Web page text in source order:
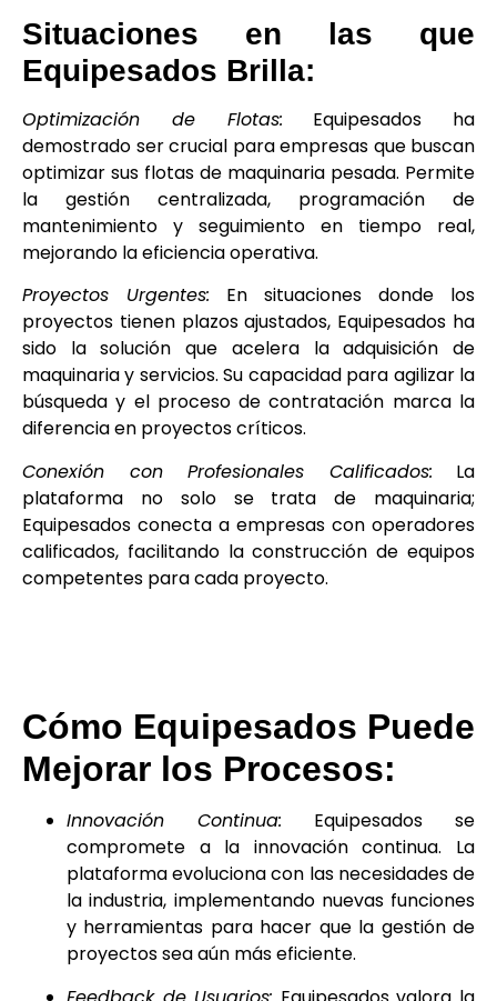
Situaciones en las que
Equipesados Brilla:
Optimización de Flotas: Equipesados ha
demostrado ser crucial para empresas que buscan
optimizar sus flotas de maquinaria pesada. Permite
la gestión centralizada, programación de
mantenimiento y seguimiento en tiempo real,
mejorando la eficiencia operativa.
Proyectos Urgentes: En situaciones donde los
proyectos tienen plazos ajustados, Equipesados ha
sido la solución que acelera la adquisición de
maquinaria y servicios. Su capacidad para agilizar la
búsqueda y el proceso de contratación marca la
diferencia en proyectos críticos.
Conexión con Profesionales Calificados: La
plataforma no solo se trata de maquinaria;
Equipesados conecta a empresas con operadores
calificados, facilitando la construcción de equipos
competentes para cada proyecto.
Cómo Equipesados Puede
Mejorar los Procesos:
Innovación Continua: Equipesados se
compromete a la innovación continua. La
plataforma evoluciona con las necesidades de
la industria, implementando nuevas funciones
y herramientas para hacer que la gestión de
proyectos sea aún más eficiente.